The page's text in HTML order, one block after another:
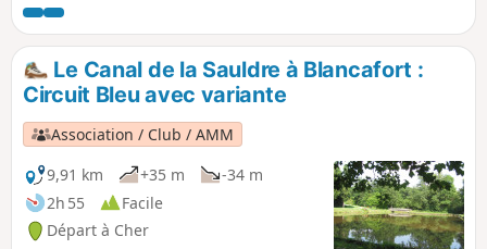
veille de la Révolution Française, 80% de la population est
rurale, dont 60% paysanne, ce qui explique ce maillage de
chemins dont certains sont très larges et ombragés.
Le Canal de la Sauldre à Blancafort :
Circuit Bleu avec variante
Association / Club / AMM
9,91 km
+35 m
-34 m
2h 55
Facile
Départ à Cher